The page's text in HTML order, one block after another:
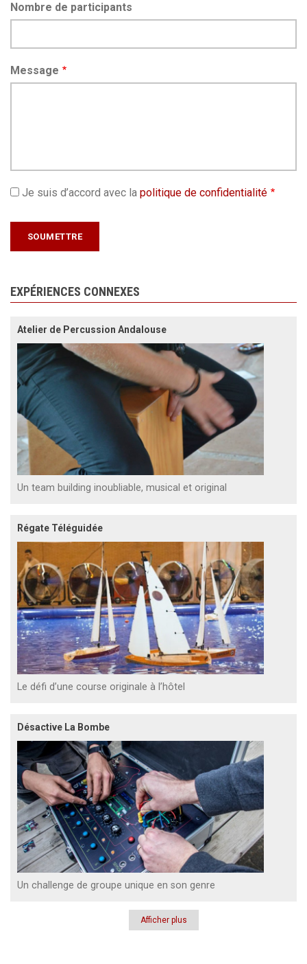
Nombre de participants
Message
Je suis d’accord avec la politique de confidentialité
EXPÉRIENCES CONNEXES
Atelier de Percussion Andalouse
Un team building inoubliable, musical et original
Régate Téléguidée
Le défi d’une course originale à l’hôtel
Désactive La Bombe
Un challenge de groupe unique en son genre
Afficher plus